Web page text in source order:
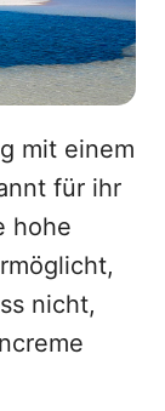
mit einem
für ihr
hohe
nicht,